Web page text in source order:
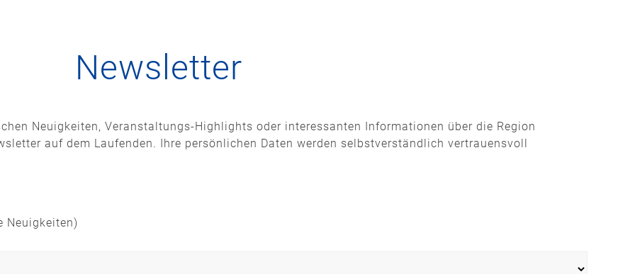
Newsletter
Neuigkeiten, Veranstaltungs-Highlights oder interessanten Informationen über die Region
auf dem Laufenden. Ihre persönlichen Daten werden selbstverständlich vertrauensvoll
Neuigkeiten)